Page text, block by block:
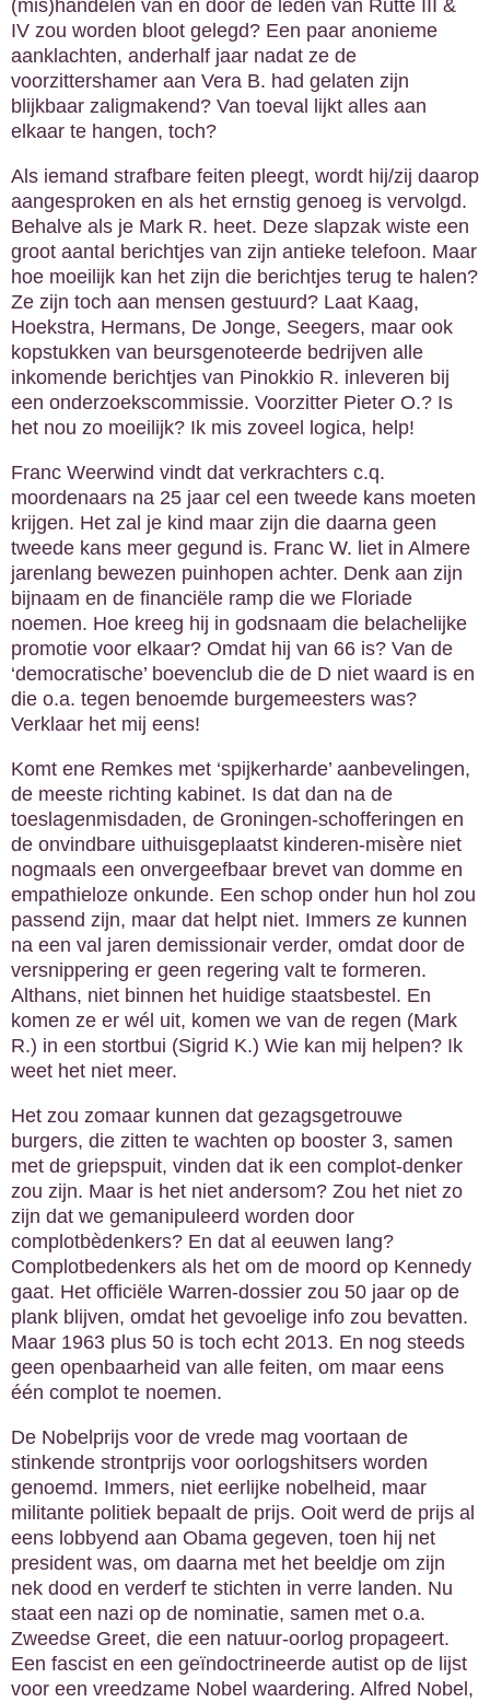
(mis)handelen van en door de leden van Rutte III &
IV zou worden bloot gelegd? Een paar anonieme
aanklachten, anderhalf jaar nadat ze de
voorzittershamer aan Vera B. had gelaten zijn
blijkbaar zaligmakend? Van toeval lijkt alles aan
elkaar te hangen, toch?
Als iemand strafbare feiten pleegt, wordt hij/zij daarop
aangesproken en als het ernstig genoeg is vervolgd.
Behalve als je Mark R. heet. Deze slapzak wiste een
groot aantal berichtjes van zijn antieke telefoon. Maar
hoe moeilijk kan het zijn die berichtjes terug te halen?
Ze zijn toch aan mensen gestuurd? Laat Kaag,
Hoekstra, Hermans, De Jonge, Seegers, maar ook
kopstukken van beursgenoteerde bedrijven alle
inkomende berichtjes van Pinokkio R. inleveren bij
een onderzoekscommissie. Voorzitter Pieter O.? Is
het nou zo moeilijk? Ik mis zoveel logica, help!
Franc Weerwind vindt dat verkrachters c.q.
moordenaars na 25 jaar cel een tweede kans moeten
krijgen. Het zal je kind maar zijn die daarna geen
tweede kans meer gegund is. Franc W. liet in Almere
jarenlang bewezen puinhopen achter. Denk aan zijn
bijnaam en de financiële ramp die we Floriade
noemen. Hoe kreeg hij in godsnaam die belachelijke
promotie voor elkaar? Omdat hij van 66 is? Van de
‘democratische’ boevenclub die de D niet waard is en
die o.a. tegen benoemde burgemeesters was?
Verklaar het mij eens!
Komt ene Remkes met ‘spijkerharde’ aanbevelingen,
de meeste richting kabinet. Is dat dan na de
toeslagenmisdaden, de Groningen-schofferingen en
de onvindbare uithuisgeplaatst kinderen-misère niet
nogmaals een onvergeefbaar brevet van domme en
empathieloze onkunde. Een schop onder hun hol zou
passend zijn, maar dat helpt niet. Immers ze kunnen
na een val jaren demissionair verder, omdat door de
versnippering er geen regering valt te formeren.
Althans, niet binnen het huidige staatsbestel. En
komen ze er wél uit, komen we van de regen (Mark
R.) in een stortbui (Sigrid K.) Wie kan mij helpen? Ik
weet het niet meer.
Het zou zomaar kunnen dat gezagsgetrouwe
burgers, die zitten te wachten op booster 3, samen
met de griepspuit, vinden dat ik een complot-denker
zou zijn. Maar is het niet andersom? Zou het niet zo
zijn dat we gemanipuleerd worden door
complotbèdenkers? En dat al eeuwen lang?
Complotbedenkers als het om de moord op Kennedy
gaat. Het officiële Warren-dossier zou 50 jaar op de
plank blijven, omdat het gevoelige info zou bevatten.
Maar 1963 plus 50 is toch echt 2013. En nog steeds
geen openbaarheid van alle feiten, om maar eens
één complot te noemen.
De Nobelprijs voor de vrede mag voortaan de
stinkende strontprijs voor oorlogshitsers worden
genoemd. Immers, niet eerlijke nobelheid, maar
militante politiek bepaalt de prijs. Ooit werd de prijs al
eens lobbyend aan Obama gegeven, toen hij net
president was, om daarna met het beeldje om zijn
nek dood en verderf te stichten in verre landen. Nu
staat een nazi op de nominatie, samen met o.a.
Zweedse Greet, die een natuur-oorlog propageert.
Een fascist en een geïndoctrineerde autist op de lijst
voor een vreedzame Nobel waardering. Alfred Nobel,